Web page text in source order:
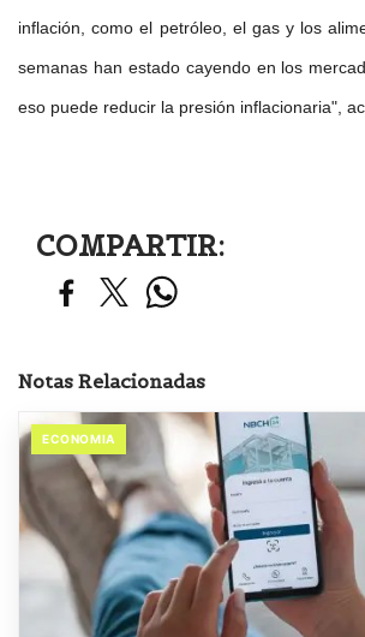
inflación, como el petróleo, el gas y los
semanas han estado cayendo en los
eso puede reducir la presión inflacionaria",
COMPARTIR:
Notas Relacionadas
ECONOMIA